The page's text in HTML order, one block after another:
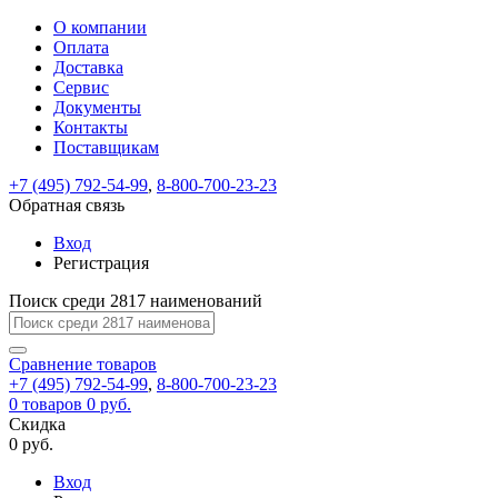
ВходРегистрация
test@example.com
отправлена
по
ней
завершения
регистрации.
Ок
Запомнить
меня
Забыли
Восстановление
пароля
Заполните
форму.
Мы
отправим
ссылку
указанный
электронный
перейдя
по
которой
вы
задать
На
вашу
почту
test@test.ru
ссылка.
Перейдите
по
для
смены
пароля.
Введите
новый
пароль
Сменить
Пароль
успешно
восстановлен
Обратная
связь
Сообщение
пользовательского
сообщение
успешно
отправлено.
О компании
Оплата
Доставка
Сервис
Документы
Контакты
Поставщикам
+7 (495) 792-54-99, 8-800-700-23-23
Обратная связь
Вход
Регистрация
Поиск среди 2817 наименований
Сравнение товаров
+7 (495) 792-54-99, 8-800-700-23-23
0 товаров 0 руб.
Скидка
0 руб.
Вход